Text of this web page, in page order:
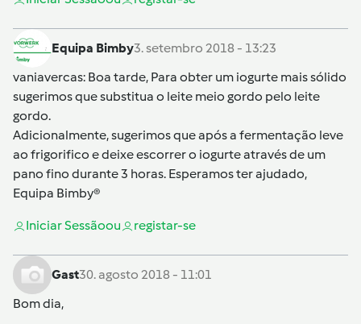
Equipa Bimby3. setembro 2018 - 13:23
vaniavercas: Boa tarde, Para obter um iogurte mais sólido
sugerimos que substitua o leite meio gordo pelo leite
gordo.
Adicionalmente, sugerimos que após a fermentação leve
ao frigorifico e deixe escorrer o iogurte através de um
pano fino durante 3 horas. Esperamos ter ajudado,
Equipa Bimby®
Iniciar Sessãoou registar-se
Gast30. agosto 2018 - 11:01
Bom dia,